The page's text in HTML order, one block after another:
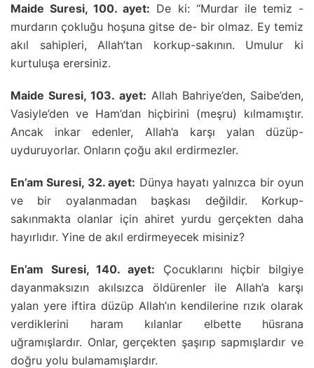
Maide Suresi, 100. ayet: De ki: “Murdar ile temiz -
murdarın çokluğu hoşuna gitse de- bir olmaz. Ey temiz
akıl sahipleri, Allah’tan korkup-sakının. Umulur ki
kurtuluşa erersiniz.
Maide Suresi, 103. ayet: Allah Bahriye’den, Saibe’den,
Vasiyle’den ve Ham’dan hiçbirini (meşru) kılmamıştır.
Ancak inkar edenler, Allah’a karşı yalan düzüp-
uyduruyorlar. Onların çoğu akıl erdirmezler.
En’am Suresi, 32. ayet: Dünya hayatı yalnızca bir oyun
ve bir oyalanmadan başkası değildir. Korkup-
sakınmakta olanlar için ahiret yurdu gerçekten daha
hayırlıdır. Yine de akıl erdirmeyecek misiniz?
En’am Suresi, 140. ayet: Çocuklarını hiçbir bilgiye
dayanmaksızın akılsızca öldürenler ile Allah’a karşı
yalan yere iftira düzüp Allah’ın kendilerine rızık olarak
verdiklerini haram kılanlar elbette hüsrana
uğramışlardır. Onlar, gerçekten şaşırıp sapmışlardır ve
doğru yolu bulamamışlardır.